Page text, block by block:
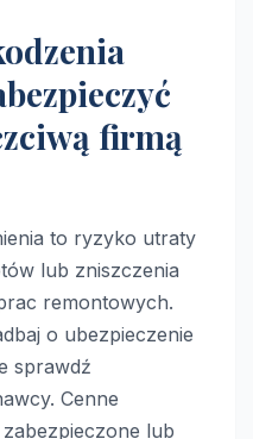
firmą
to ryzyko utraty
lub zniszczenia
remontowych.
o ubezpieczenie
sprawdź
Cenne
lub